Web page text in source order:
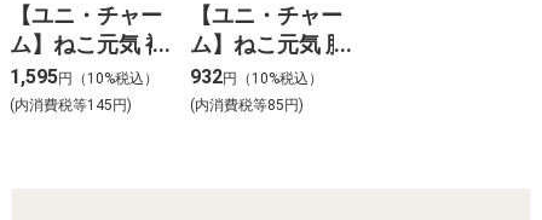
【ユニ・チャー
ム】ねこ元気 複
数ねこ用お魚と
お肉のスペシャ
1,595円（10%税込）
(内消費税等145円)
【ユニ・チャー
ム】ねこ元気 肥
満が気になる猫
用まぐろ･かつ
932円（10%税込）
(内消費税等85円)